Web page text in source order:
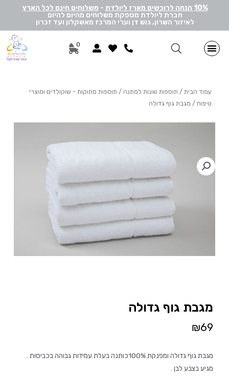
10% הנחה לרוכשים מארז ליולדת - משלוחים חינם לכל הארץ
חברת ליולדת מספקת משלוחים מהיום להיום
לאיזור השרון, גוש דן וערי המרכז מאשקלון ועד זכרון
0
עמוד הבית / תוספות שונות למתנה / תוספות מתוקות - שוקולדים ומוצרי
טיפוח / מגבת גוף גדולה
מגבת גוף גדולה
₪69
מגבת גוף גדולה ומפנקת 100%כותנה בעלת עמידות גבוהה בכביסות .
מגיע בצבע לבן .